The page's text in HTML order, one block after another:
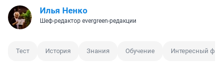
Илья Ненко
Шеф-редактор evergreen-редакции
Тест История Знания Обучение Интересный